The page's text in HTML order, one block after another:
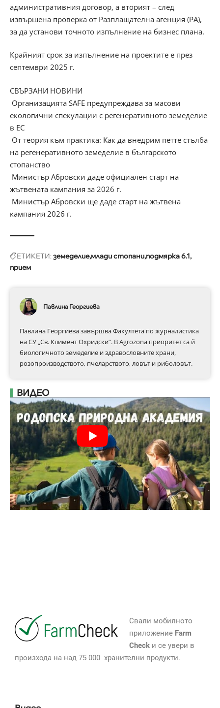
административния договор, а вторият – след
извършена проверка от Разплащателна агенция (РА),
за да установи точното изпълнение на бизнес плана.
Крайният срок за изпълнение на проектите е през
септември 2025 г.
СВЪРЗАНИ НОВИНИ
Организацията SAFE предупреждава за масови
екологични спекулации с регенеративното земеделие
в ЕС
От теория към практика: Как да внедрим петте стълба
на регенеративното земеделие в българското
стопанство
Министър Абровски даде официален старт на
жътвената кампания за 2026 г.
Министър Абровски ще даде старт на жътвена
кампания 2026 г.
ЕТИКЕТИ:земеделие млади стопани подмярка 6.1
прием
Павлина Георгиева
Павлина Георгиева завършва Факултета по журналистика
на СУ „Св. Климент Охридски“. В Аgrozona приоритет са й
биологичното земеделие и здравословните храни,
розопроизводството, пчеларството, ловът и риболовът.
ВИДЕО
Свали мобилното
приложение Farm
Checkи се увери в
произхода на над 75 000 хранителни продукти.